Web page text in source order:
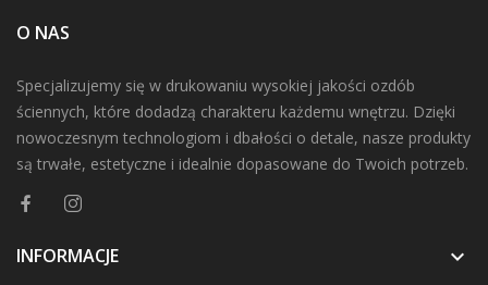
O NAS
Specjalizujemy się w drukowaniu wysokiej jakości ozdób
ściennych, które dodadzą charakteru każdemu wnętrzu. Dzięki
nowoczesnym technologiom i dbałości o detale, nasze produkty
są trwałe, estetyczne i idealnie dopasowane do Twoich potrzeb.
INFORMACJE 